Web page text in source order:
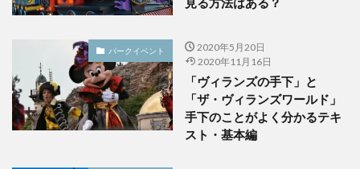
パークイベント
2020年5月20日
2020年11月16日
「ヴィランズの手下」と
「ザ・ヴィランズワールド」
手下のことがよく分かるテキ
スト・基本編